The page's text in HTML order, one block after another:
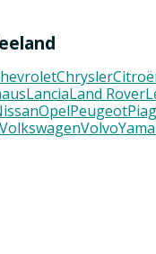
Chrysler
LanciaLand Rover
OpelPeugeot
VolkswagenVolvo